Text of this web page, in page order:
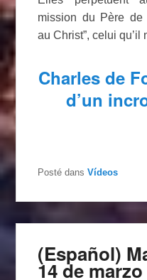
mission du Père de
au Christ”, celui qu’il
Charles de
d’un
Posté dans Vídeos
(Español)
14 de